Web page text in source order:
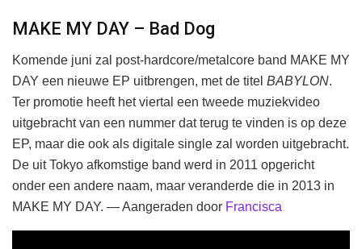
MAKE MY DAY – Bad Dog
Komende juni zal post-hardcore/metalcore band MAKE MY
DAY een nieuwe EP uitbrengen, met de titel BABYLON.
Ter promotie heeft het viertal een tweede muziekvideo
uitgebracht van een nummer dat terug te vinden is op deze
EP, maar die ook als digitale single zal worden uitgebracht.
De uit Tokyo afkomstige band werd in 2011 opgericht
onder een andere naam, maar veranderde die in 2013 in
MAKE MY DAY. — Aangeraden door Francisca